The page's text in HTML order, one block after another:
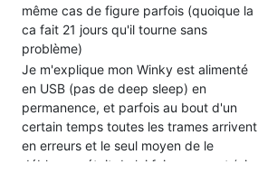
Bon tests
Charles
même cas de figure parfois (quoique la
ca fait 21 jours qu'il tourne sans
problème)
Je m'explique mon Winky est alimenté
en USB (pas de deep sleep) en
permanence, et parfois au bout d'un
certain temps toutes les trames arrivent
en erreurs et le seul moyen de le
débloquer était de lui faire un reset (via